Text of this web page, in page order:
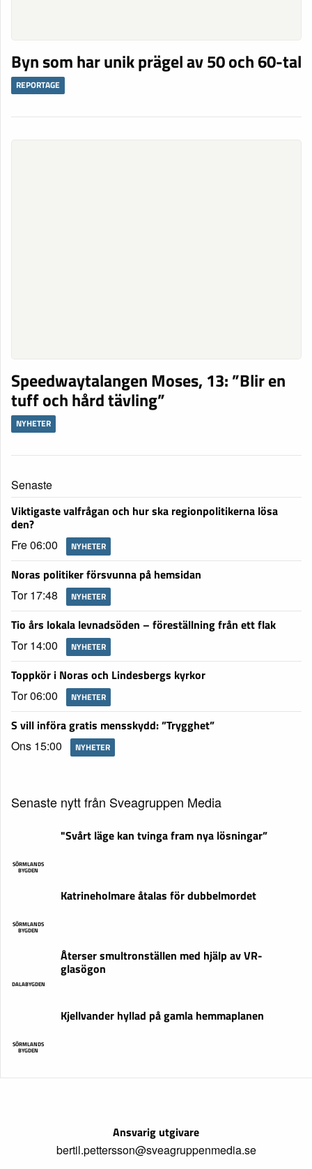
Byn som har unik prägel av 50 och 60-tal
REPORTAGE
Speedwaytalangen Moses, 13: ”Blir en
tuff och hård tävling”
NYHETER
Senaste
Viktigaste valfrågan och hur ska regionpolitikerna lösa
den?
Fre 06:00 NYHETER
Noras politiker försvunna på hemsidan
Tor 17:48 NYHETER
Tio års lokala levnadsöden – föreställning från ett flak
Tor 14:00 NYHETER
Toppkör i Noras och Lindesbergs kyrkor
Tor 06:00 NYHETER
S vill införa gratis mensskydd: ”Trygghet”
Ons 15:00 NYHETER
Senaste nytt från Sveagruppen Media
SÖRMLANDS
BYGDEN
"Svårt läge kan tvinga fram nya lösningar”
SÖRMLANDS
BYGDEN
Katrineholmare åtalas för dubbelmordet
DALABYGDEN
Återser smultronställen med hjälp av VR-
glasögon
SÖRMLANDS
BYGDEN
Kjellvander hyllad på gamla hemmaplanen
Ansvarig utgivare
bertil.pettersson@sveagruppenmedia.se